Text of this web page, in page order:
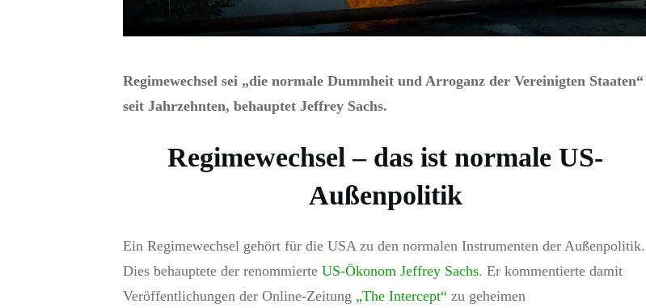
Regimewechsel sei „die normale Dummheit und Arroganz der Vereinigten Staaten“
seit Jahrzehnten, behauptet Jeffrey Sachs.
Regimewechsel – das ist normale US-
Außenpolitik
Ein Regimewechsel gehört für die USA zu den normalen Instrumenten der Außenpolitik.
Dies behauptete der renommierte US-Ökonom Jeffrey Sachs. Er kommentierte damit
Veröffentlichungen der Online-Zeitung „The Intercept“ zu geheimen